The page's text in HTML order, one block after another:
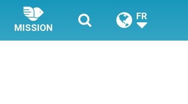
MISSION
FR